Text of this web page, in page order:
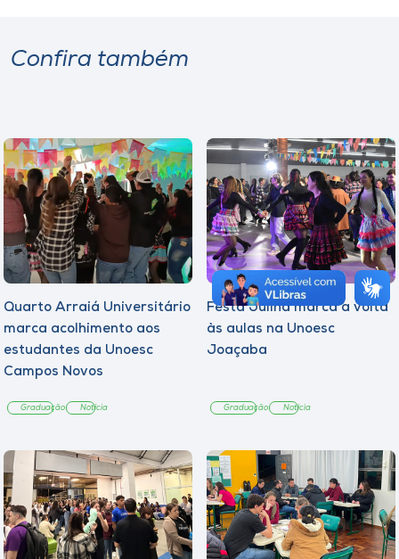
Confira também
Quarto Arraiá Universitário
marca acolhimento aos
estudantes da Unoesc
Campos Novos
Graduação Notícia
Festa Julina marca a volta
às aulas na Unoesc
Joaçaba
Graduação Notícia